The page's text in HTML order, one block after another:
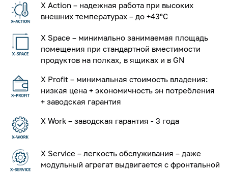
X Action – надежная работа при высоких
внешних температурах – до +43°С
X Space – минимально занимаемая площадь
помещения при стандартной вместимости
продуктов на полках, в ящиках и в GN
X Profit – минимальная стоимость владения:
низкая цена + экономичность эн потребления
+ заводская гарантия
X Work – заводская гарантия - 3 года
X Service – легкость обслуживания – даже
модульный агрегат выдвигается с фронтальной